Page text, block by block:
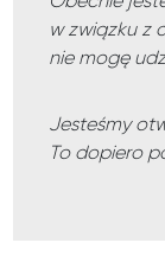
w związku z
nie mogę
Jesteśmy
To dopiero